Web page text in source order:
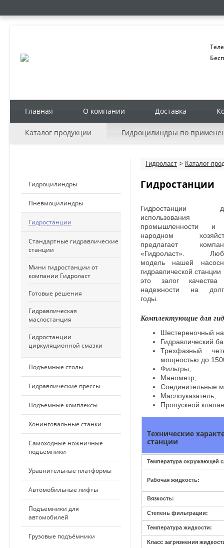
Главная О компании Доставка
Каталог продукции Гидроцилиндры по
Гидроласт > Каталог
Гидростанции
Гидростанции
использования
промышленности
народном
предлагает
«Гидроласт».
модель нашей
гидравлической
это залог
надежности на
годы.
Комплектующие для
Шестереночный
Гидравлический
Трехфазный
мощностью до
Фильтры;
Манометр;
Соединительные
Маслоуказатель;
Пропускной
Технические
станции
Температура окружающей
Рабочая жидкость:
Вязкость:
Степень фильтрации:
Температура жидкости:
Класс загрязнения
Гидроцилиндры
Пневмоцилиндры
Гидростанции
Стандартные гидравлические
станции
Мини гидростанции от
компании Гидроласт
Готовые решения
Гидравлическая
маслостанция
Гидростанции
циркуляционной смазки
Подъемные столы
Гидравлические прессы
Подъемные комплексы
Хонинговальные станки
Самоходные ножничные
подъёмники
Уравнительные платформы
Автомобильные лифты
Подъемники для
автомобилей
Грузовые подъёмники